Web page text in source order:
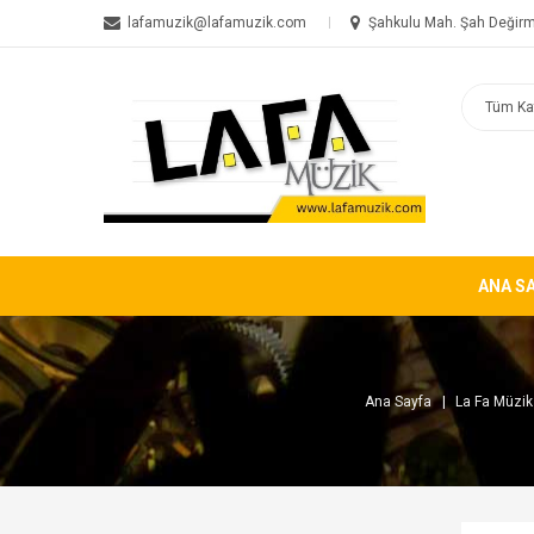
lafamuzik@lafamuzik.com Şahkulu Mah. Şah
ANA
Ana Sayfa La Fa Müzik